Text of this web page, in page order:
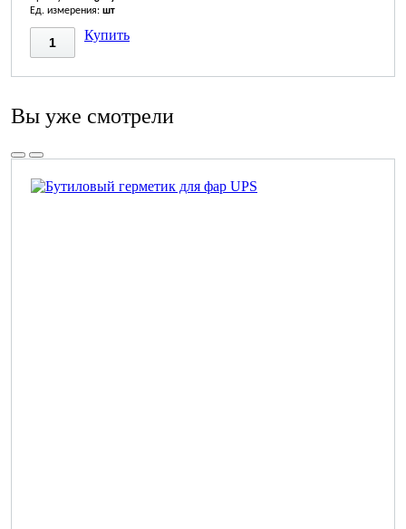
Ед. измерения: шт
Купить
Вы уже смотрели